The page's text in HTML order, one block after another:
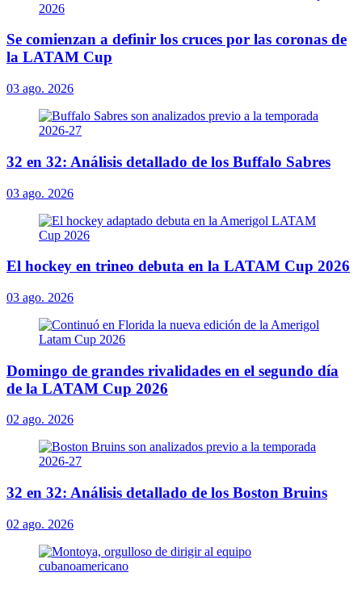
Se comienzan a definir los cruces por las coronas de
la LATAM Cup
03 ago. 2026
32 en 32: Análisis detallado de los Buffalo Sabres
03 ago. 2026
El hockey en trineo debuta en la LATAM Cup 2026
03 ago. 2026
Domingo de grandes rivalidades en el segundo día
de la LATAM Cup 2026
02 ago. 2026
32 en 32: Análisis detallado de los Boston Bruins
02 ago. 2026